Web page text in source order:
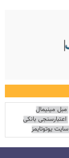
مبل مینیمال
اعتبارسنجی بانکی
سایت یوتوتایمز